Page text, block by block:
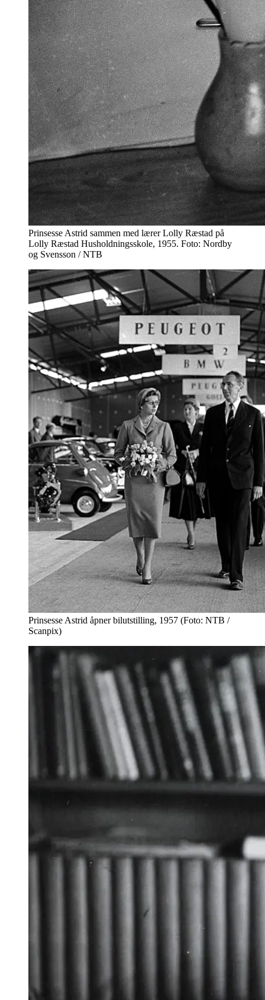
Prinsesse Astrid sammen med lærer Lolly Ræstad på
Lolly Ræstad Husholdningsskole, 1955. Foto: Nordby
og Svensson / NTB
Prinsesse Astrid åpner bilutstilling, 1957 (Foto: NTB /
Scanpix)